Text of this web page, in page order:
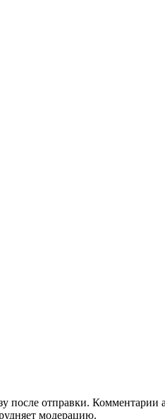
после отправки.
модерацию.